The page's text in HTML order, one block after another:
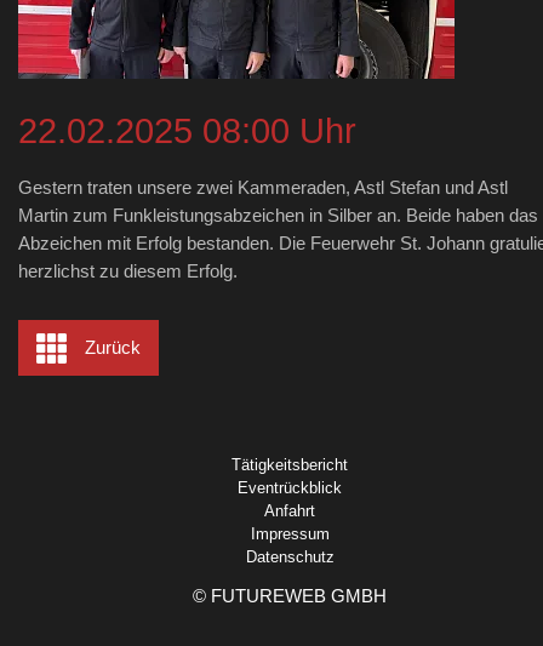
22.02.2025 08:00 Uhr
Gestern traten unsere zwei Kammeraden, Astl Stefan und Astl
Martin zum Funkleistungsabzeichen in Silber an. Beide haben das
Abzeichen mit Erfolg bestanden. Die Feuerwehr St. Johann
herzlichst zu diesem Erfolg.
Zurück
Tätigkeitsbericht
Eventrückblick
Anfahrt
Impressum
Datenschutz
© FUTUREWEB GMBH